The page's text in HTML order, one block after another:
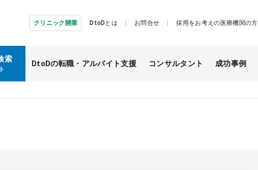
クリニック開業 DtoDとは お問合せ 採用をお考えの医療機関の方
索 DtoDの転職・ アルバイト支援 コンサルタント 成功事例